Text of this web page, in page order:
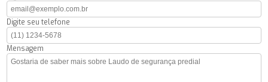
Digite seu telefone
Mensagem